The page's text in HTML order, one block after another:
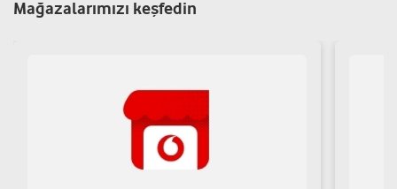
Yeşilköy Mah. Havaalanı Yolu Antalya Havalimanı No:
Han Telekom - Adem Tarhan
Mağazalarımızı keşfedin